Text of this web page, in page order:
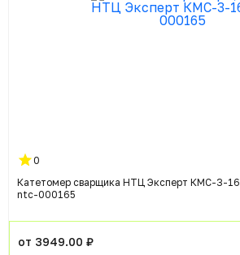
0
Катетомер сварщика НТЦ Эксперт КМС-3-16
ntc-000165
от 3949.00 ₽